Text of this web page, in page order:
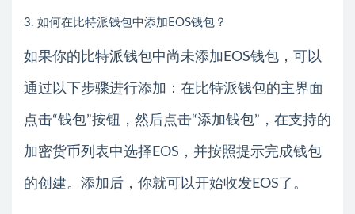
3. 如何在比特派钱包中添加EOS钱包？
如果你的比特派钱包中尚未添加EOS钱包，可以
通过以下步骤进行添加：在比特派钱包的主界面
点击“钱包”按钮，然后点击“添加钱包”，在支持的
加密货币列表中选择EOS，并按照提示完成钱包
的创建。添加后，你就可以开始收发EOS了。